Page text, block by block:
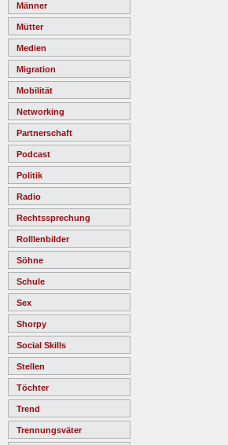
Männer
Mütter
Medien
Migration
Mobilität
Networking
Partnerschaft
Podcast
Politik
Radio
Rechtssprechung
Rolllenbilder
Söhne
Schule
Sex
Shorpy
Social Skills
Stellen
Töchter
Trend
Trennungsväter